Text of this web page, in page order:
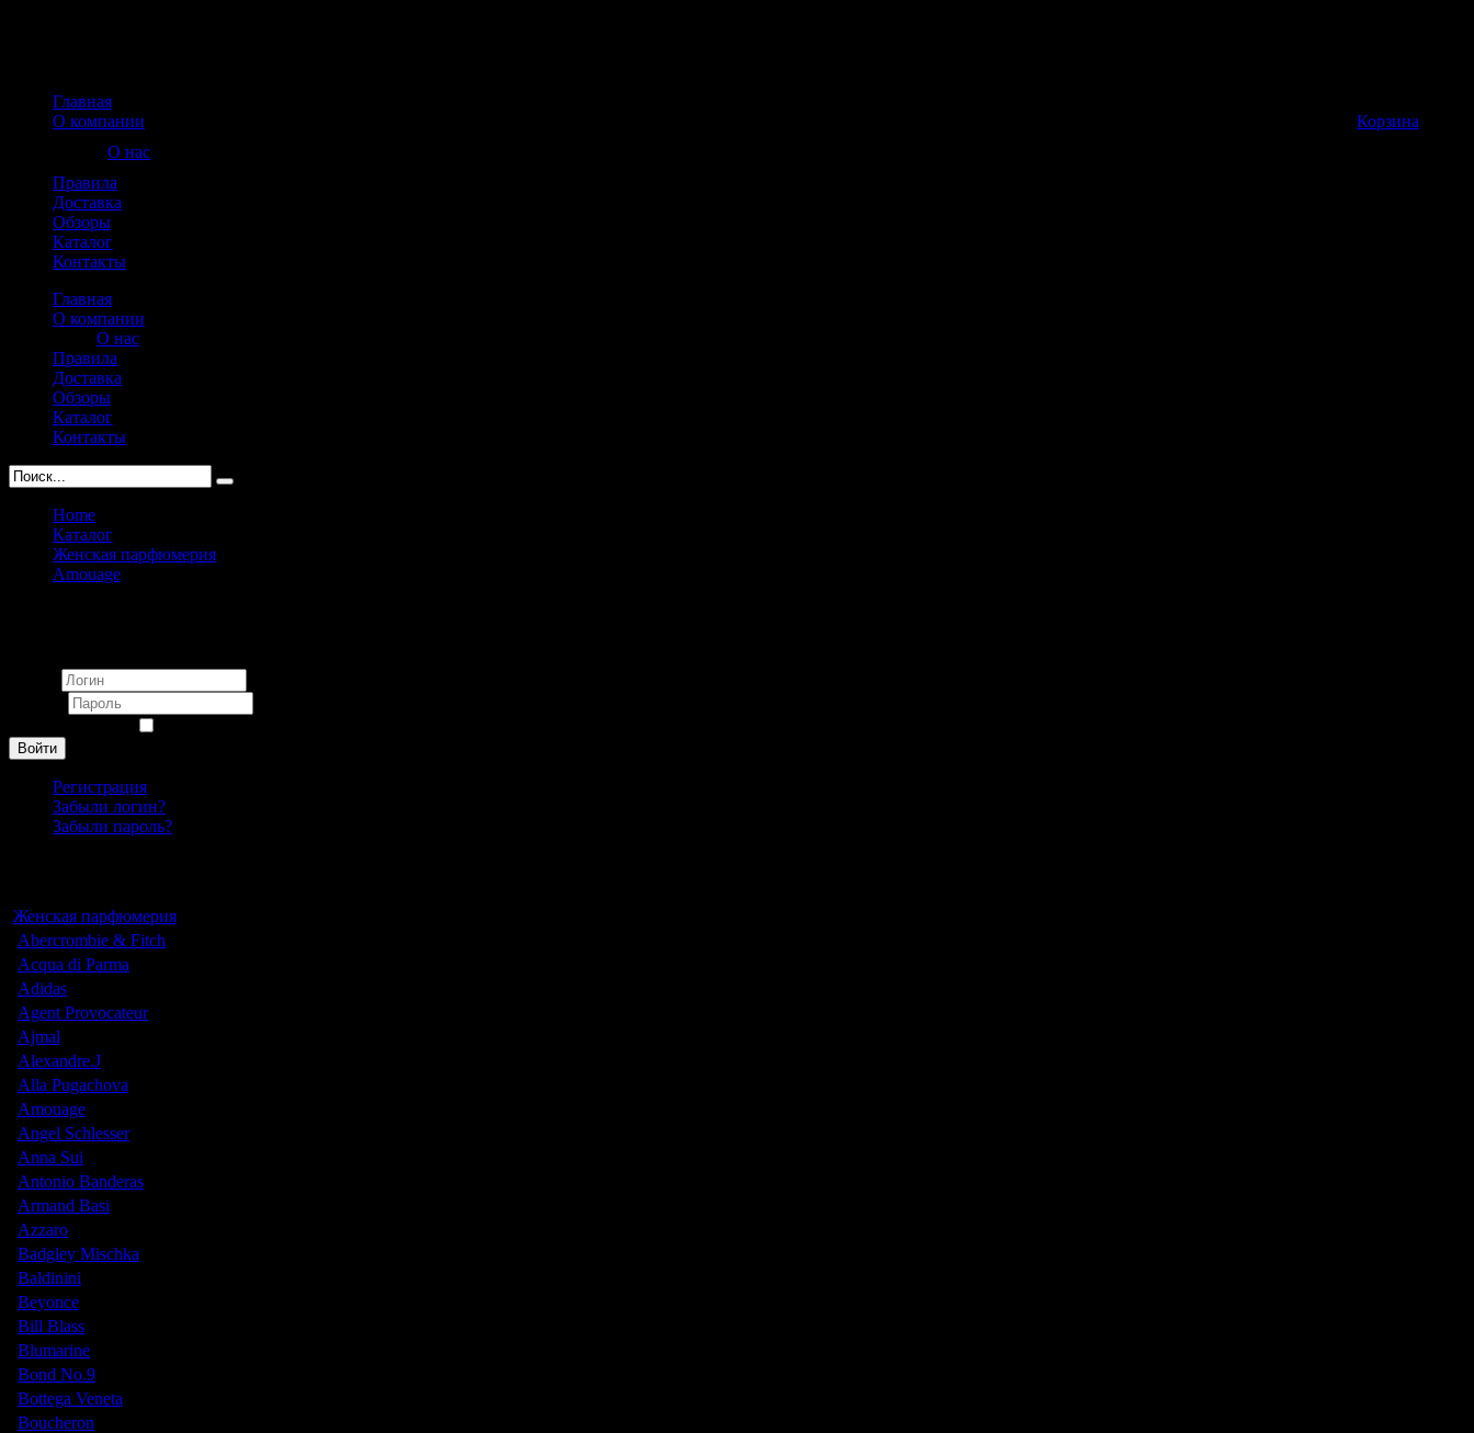
Корзина
Главная
О компании
О нас
Правила
Доставка
Обзоры
Каталог
Контакты
Главная
О компании
О нас
Правила
Доставка
Обзоры
Каталог
Контакты
Home
Каталог
Женская парфюмерия
Amouage
Войти
Регистрация
Забыли логин?
Забыли пароль?
Женская парфюмерия
Abercrombie & Fitch
Acqua di Parma
Adidas
Agent Provocateur
Ajmal
Alexandre.J
Alla Pugachova
Amouage
Angel Schlesser
Anna Sui
Antonio Banderas
Armand Basi
Azzaro
Badgley Mischka
Baldinini
Beyonce
Bill Blass
Blumarine
Bond No.9
Bottega Veneta
Boucheron